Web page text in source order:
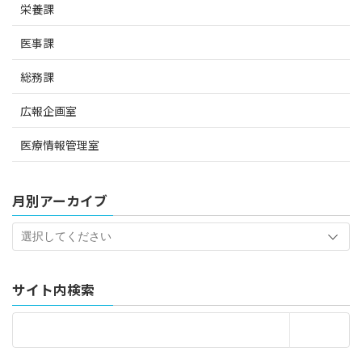
栄養課
医事課
総務課
広報企画室
医療情報管理室
月別アーカイブ
サイト内検索